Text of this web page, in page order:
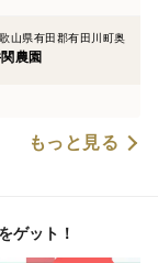
山県有田郡有田川町奥
農園
もっと見る
ゲット！